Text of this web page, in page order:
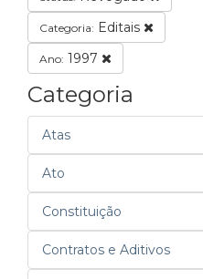
Categoria: Editais
Ano: 1997
Categoria
Atas
Ato
Constituição
Contratos e Aditivos